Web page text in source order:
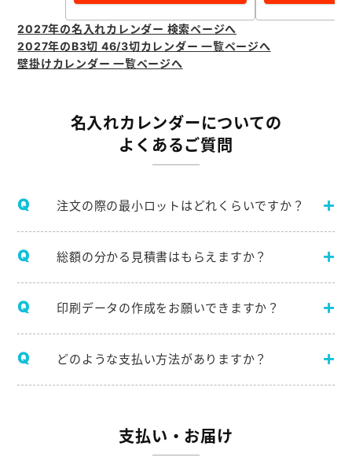
2027年の名入れカレンダー 検索ページへ
2027年のB3切 46/3切カレンダー 一覧ページへ
壁掛けカレンダー 一覧ページへ
名入れカレンダーについての
よくあるご質問
注文の際の最小ロットはどれくらいですか？
総額の分かる見積書はもらえますか？
印刷データの作成をお願いできますか？
どのような支払い方法がありますか？
支払い・お届け